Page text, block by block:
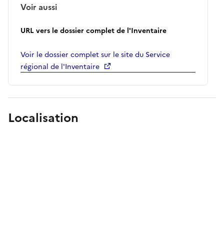
Voir aussi
URL vers le dossier complet de l'Inventaire
Voir le dossier complet sur le site du Service
régional de l'Inventaire
Localisation